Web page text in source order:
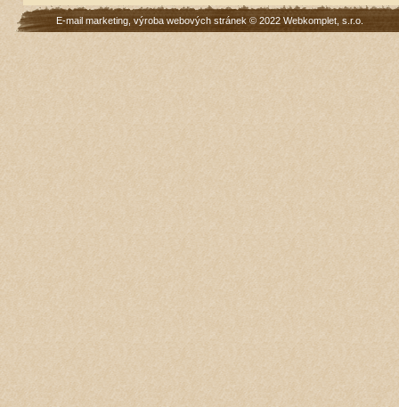
E-mail marketing výroba webových stránek © 2022 Webkomplet, s.r.o.